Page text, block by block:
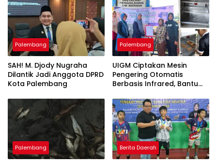
Palembang
SAH! M. Djody Nugraha
Dilantik Jadi Anggota DPRD
Kota Palembang
Palembang
UIGM Ciptakan Mesin
Pengering Otomatis
Berbasis Infrared, Bantu
Pulau Kemaro
Palembang Berita Daerah